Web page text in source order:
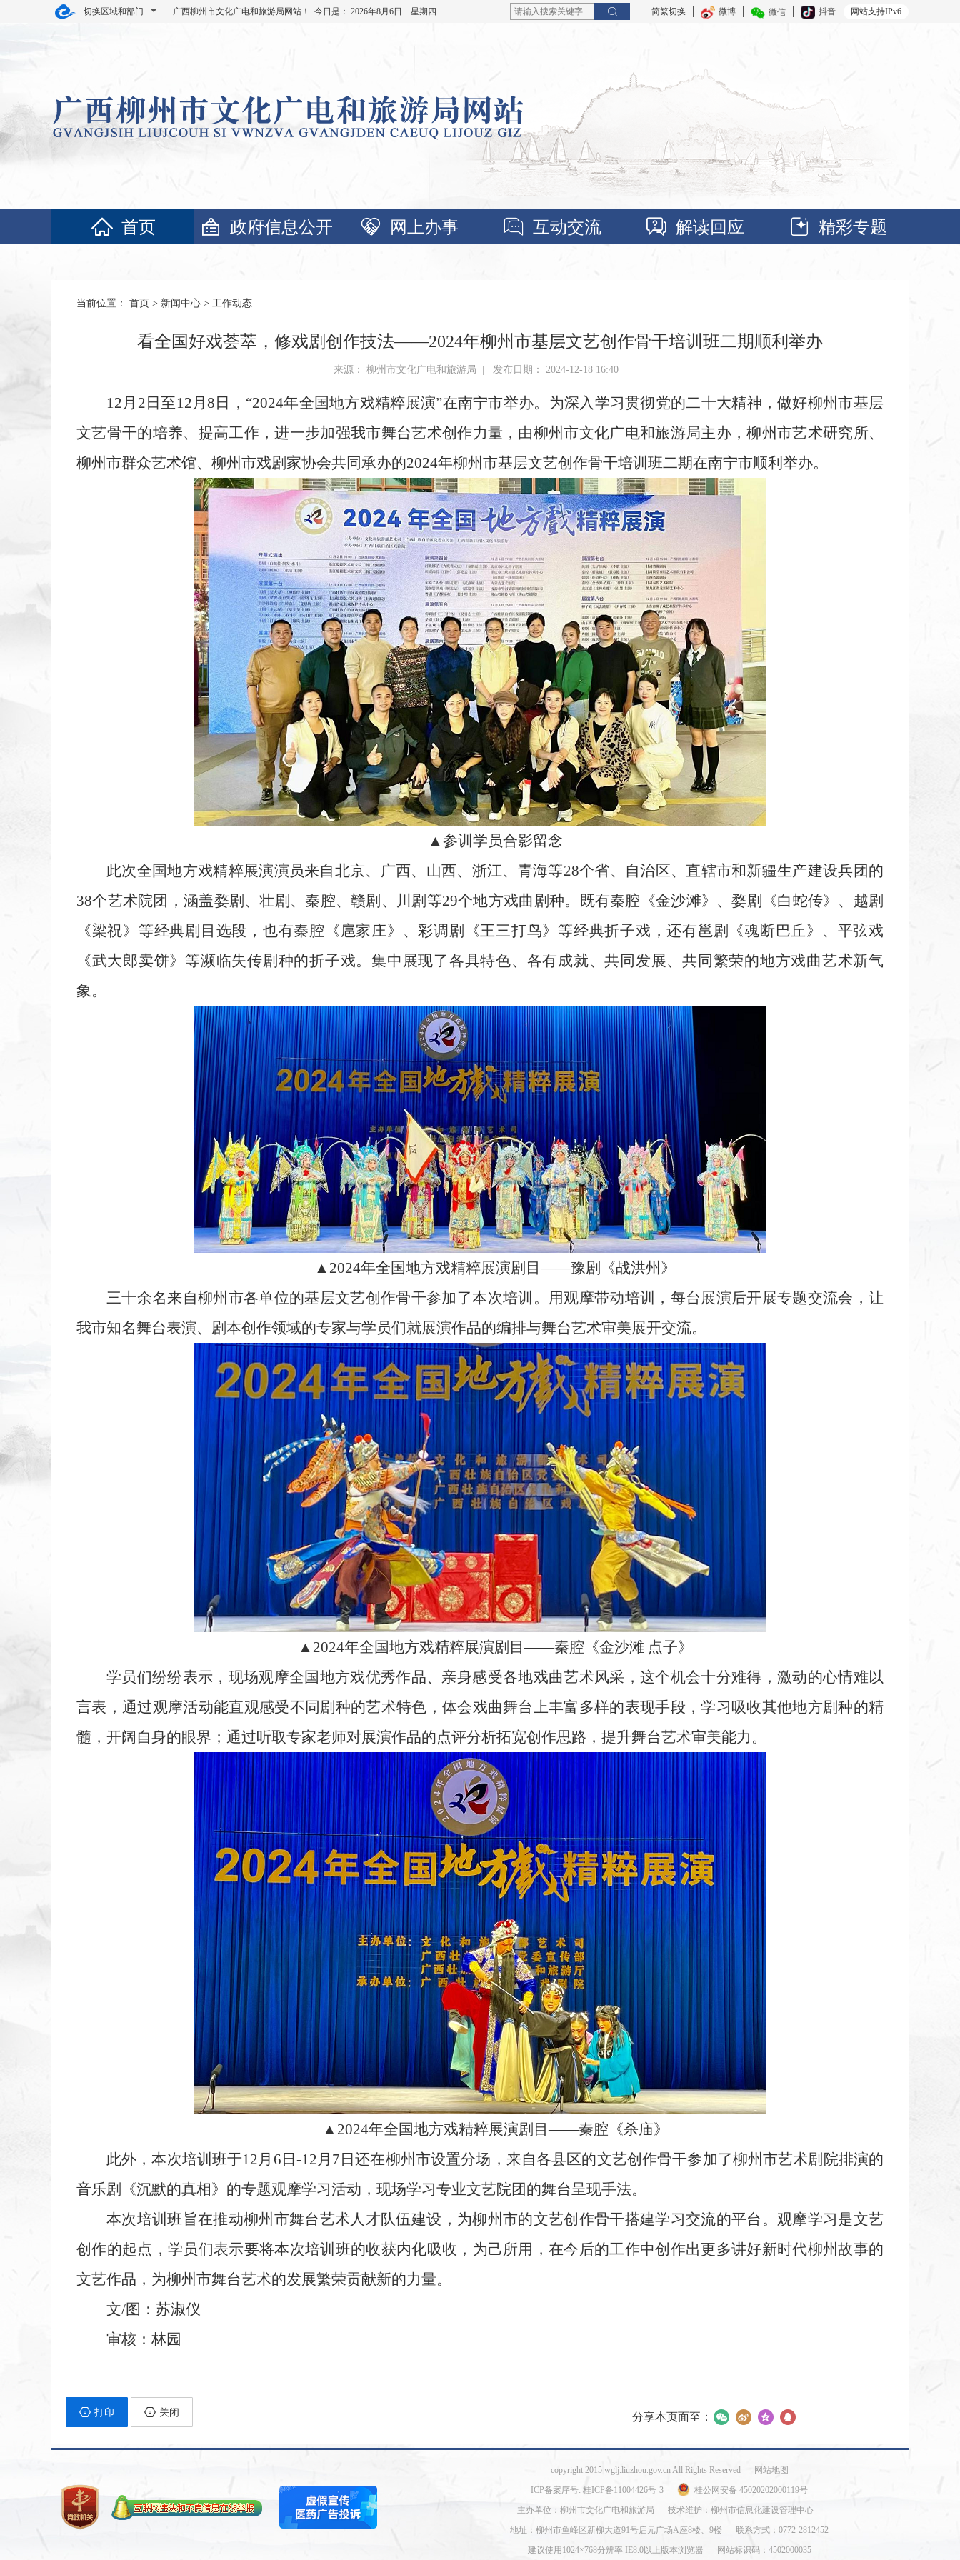
切换区域和部门 网站支持IPv6
简繁切换 微博 微信 抖音
广西柳州市文化广电和旅游局网站！ 今日是： 2026年8月6日 星期四
首页 政府信息公开 网上办事 互动交流 解读回应 精彩专题
当前位置： 首页 > 新闻中心 > 工作动态
看全国好戏荟萃，修戏剧创作技法——2024年柳州市基层文艺创作骨干培训班二期顺利举办
来源： 柳州市文化广电和旅游局 | 发布日期： 2024-12-18 16:40
12月2日至12月8日，“2024年全国地方戏精粹展演”在南宁市举办。为深入学习贯彻党的二十大精神，做好柳州市基层
文艺骨干的培养、提高工作，进一步加强我市舞台艺术创作力量，由柳州市文化广电和旅游局主办，柳州市艺术研究所、
柳州市群众艺术馆、柳州市戏剧家协会共同承办的2024年柳州市基层文艺创作骨干培训班二期在南宁市顺利举办。
▲参训学员合影留念
此次全国地方戏精粹展演演员来自北京、广西、山西、浙江、青海等28个省、 自治区、 直辖市和新疆生产建设兵团的
38个艺术院团，涵盖婺剧、壮剧、秦腔、赣剧、川剧等29个地方戏曲剧种。既有秦腔《金沙滩》、婺剧《白蛇传》、越剧
《梁祝》等经典剧目选段，也有秦腔《扈家庄》、彩调剧《王三打鸟》等经典折子戏，还有邕剧《魂断巴丘》、平弦戏
《武大郎卖饼》等濒临失传剧种的折子戏。集中展现了各具特色、各有成就、共同发展、共同繁荣的地方戏曲艺术新气
象。
▲ 2024年全国地方戏精粹展演剧目——豫剧《战洪州》
三十余名来自柳州市各单位的基层文艺创作骨干参加了本次培训。用观摩带动培训，每台展演后开展专题交流会，让
我市知名舞台表演、剧本创作领域的专家与学员们就展演作品的编排与舞台艺术审美展开交流。
▲ 2024年全国地方戏精粹展演剧目——秦腔《金沙滩 点子》
学员们纷纷表示，现场观摩全国地方戏优秀作品、亲身感受各地戏曲艺术风采，这个机会十分难得，激动的心情难以
言表，通过观摩活动能直观感受不同剧种的艺术特色，体会戏曲舞台上丰富多样的表现手段，学习吸收其他地方剧种的精
髓，开阔自身的眼界；通过听取专家老师对展演作品的点评分析拓宽创作思路，提升舞台艺术审美能力。
▲ 2024年全国地方戏精粹展演剧目——秦腔《杀庙》
此外，本次培训班于12月6日-12月7日还在柳州市设置分场，来自各县区的文艺创作骨干参加了柳州市艺术剧院排演的
音乐剧《沉默的真相》的专题观摩学习活动， 现场学习专业文艺院团的舞台呈现手法。
本次培训班旨在推动柳州市舞台艺术人才队伍建设，为柳州市的文艺创作骨干搭建学习交流的平台。观摩学习是文艺
创作的起点，学员们表示要将本次培训班的收获内化吸收，为己所用，在今后的工作中创作出更多讲好新时代柳州故事的
文艺作品，为柳州市舞台艺术的发展繁荣贡献新的力量。
文/图 ：苏淑仪
审核： 林园
打印 关闭 分享本页面至：
copyright 2015 wglj.liuzhou.gov.cn All Rights Reserved
网站地图
ICP备案序号: 桂ICP备11004426号-3
桂公网安备 45020202000119号
主办单位：柳州市文化广电和旅游局
技术维护：柳州市信息化建设管理中心
地址：柳州市鱼峰区新柳大道91号启元广场A座8楼、9楼
联系方式：0772-2812452
建议使用1024×768分辨率 IE8.0以上版本浏览器
网站标识码：4502000035